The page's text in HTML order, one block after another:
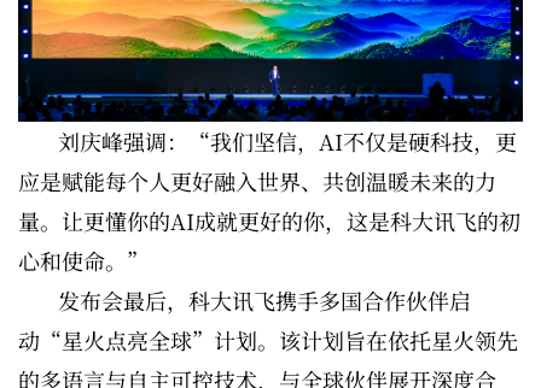
刘庆峰强调：“我们坚信，AI不仅是硬科技，更
应是赋能每个人更好融入世界、共创温暖未来的力
量。让更懂你的AI成就更好的你，这是科大讯飞的初
心和使命。”
发布会最后，科大讯飞携手多国合作伙伴启
动“星火点亮全球”计划。该计划旨在依托星火领先
的多语言与自主可控技术，与全球伙伴展开深度合